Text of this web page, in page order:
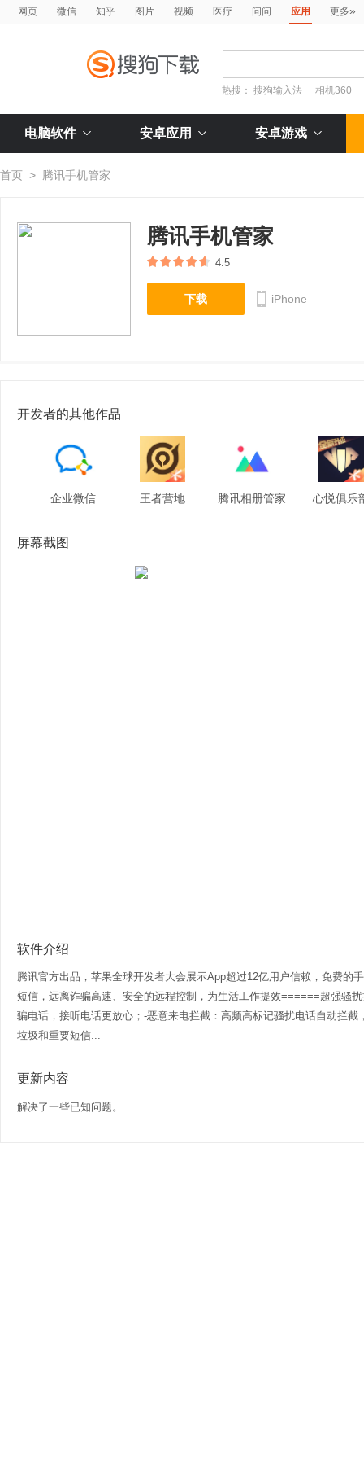
网页 微信 知乎 图片 视频 医疗 问问 应用 更多»
热搜：搜狗输入法 相机360
电脑软件 安卓应用 安卓游戏
首页 > 腾讯手机管家
腾讯手机管家
4.5
下载 iPhone
开发者的其他作品
企业微‪信‬ 王者营‪地‬ 腾讯相册管家 心悦俱乐
屏幕截图
软件介绍
腾讯官方出品，苹果全球开发者大会展示App超过12亿用户信赖，免费的
短信，远离诈骗高速、安全的远程控制，为生活工作提效======超强骚
骗电话，接听电话更放心；-恶意来电拦截：高频高标记骚扰电话自动拦
垃圾和重要短信...
更新内容
解决了一些已知问题。